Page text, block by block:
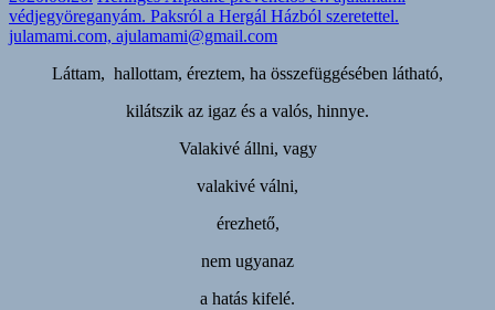
védjegyöreganyám. Paksról a Hergál Házból szeretettel.
julamami.com, ajulamami@gmail.com
Láttam, hallottam, éreztem, ha összefüggésében látható,
kilátszik az igaz és a valós, hinnye.
Valakivé állni, vagy
valakivé válni,
érezhető,
nem ugyanaz
a hatás kifelé.